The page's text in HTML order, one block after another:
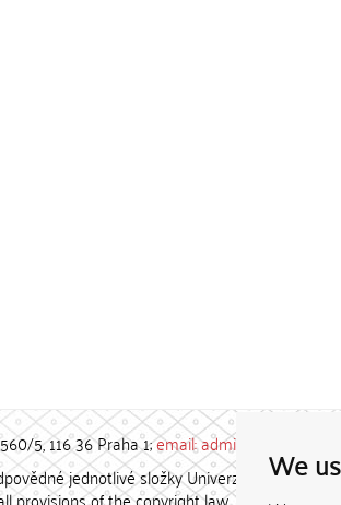
We
5, 116 36 Praha 1;email: admin-repozitar [at]
jednotlivé složky Univerzity Karlovy. /